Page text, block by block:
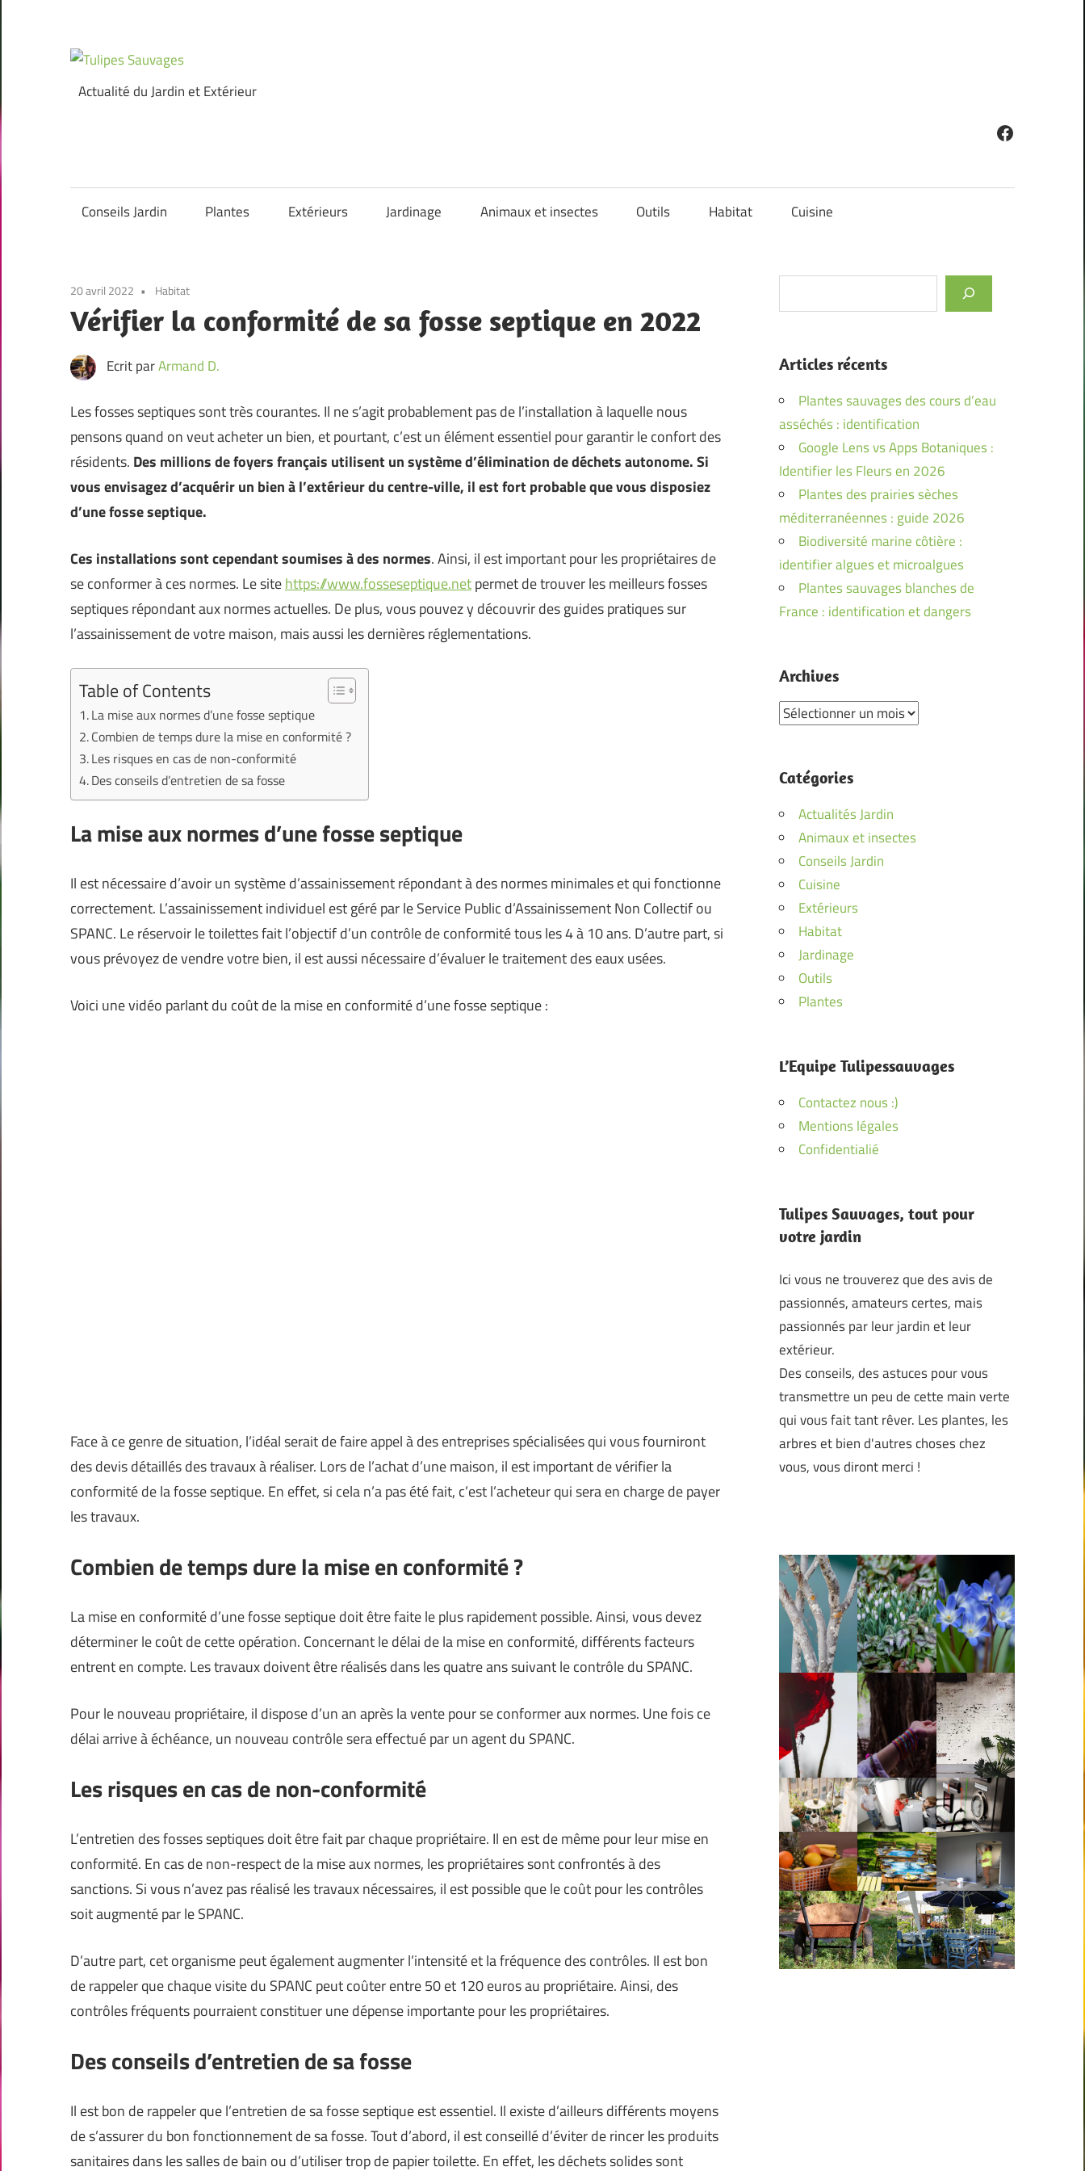
content
Actualité du Jardin et Extérieur
Facebook
Conseils Jardin Plantes Extérieurs Jardinage Animaux et insectes Outils Habitat Cuisine
20 avril 2022 Habitat
Vérifier la conformité de sa fosse septique en 2022
Ecrit parArmand D.
Les fosses septiques sont très courantes. Il ne s’agit probablement pas de l’installation à laquelle nous
pensons quand on veut acheter un bien, et pourtant, c’est un élément essentiel pour garantir le confort des
résidents. Des millions de foyers français utilisent un système d’élimination de déchets autonome. Si
vous envisagez d’acquérir un bien à l’extérieur du centre-ville, il est fort probable que vous disposiez
d’une fosse septique.
Ces installations sont cependant soumises à des normes. Ainsi, il est important pour les propriétaires de
se conformer à ces normes. Le sitehttps://www.fosseseptique.netpermet de trouver les meilleurs fosses
septiques répondant aux normes actuelles. De plus, vous pouvez y découvrir des guides pratiques sur
l’assainissement de votre maison, mais aussi les dernières réglementations.
Table of Contents
La mise aux normes d’une fosse septique
Combien de temps dure la mise en conformité ?
Les risques en cas de non-conformité
Des conseils d’entretien de sa fosse
La mise aux normes d’une fosse septique
Il est nécessaire d’avoir un système d’assainissement répondant à des normes minimales et qui fonctionne
correctement. L’assainissement individuel est géré par le Service Public d’Assainissement Non Collectif ou
SPANC. Le réservoir le toilettes fait l’objectif d’un contrôle de conformité tous les 4 à 10 ans. D’autre part, si
vous prévoyez de vendre votre bien, il est aussi nécessaire d’évaluer le traitement des eaux usées.
Voici une vidéo parlant du coût de la mise en conformité d’une fosse septique :
Face à ce genre de situation, l’idéal serait de faire appel à des entreprises spécialisées qui vous fourniront
des devis détaillés des travaux à réaliser. Lors de l’achat d’une maison, il est important de vérifier la
conformité de la fosse septique. En effet, si cela n’a pas été fait, c’est l’acheteur qui sera en charge de payer
les travaux.
Combien de temps dure la mise en conformité ?
La mise en conformité d’une fosse septique doit être faite le plus rapidement possible. Ainsi, vous devez
déterminer le coût de cette opération. Concernant le délai de la mise en conformité, différents facteurs
entrent en compte. Les travaux doivent être réalisés dans les quatre ans suivant le contrôle du SPANC.
Pour le nouveau propriétaire, il dispose d’un an après la vente pour se conformer aux normes. Une fois ce
délai arrive à échéance, un nouveau contrôle sera effectué par un agent du SPANC.
Les risques en cas de non-conformité
L’entretien des fosses septiques doit être fait par chaque propriétaire. Il en est de même pour leur mise en
conformité. En cas de non-respect de la mise aux normes, les propriétaires sont confrontés à des
sanctions. Si vous n’avez pas réalisé les travaux nécessaires, il est possible que le coût pour les contrôles
soit augmenté par le SPANC.
D’autre part, cet organisme peut également augmenter l’intensité et la fréquence des contrôles. Il est bon
de rappeler que chaque visite du SPANC peut coûter entre 50 et 120 euros au propriétaire. Ainsi, des
contrôles fréquents pourraient constituer une dépense importante pour les propriétaires.
Des conseils d’entretien de sa fosse
Il est bon de rappeler que l’entretien de sa fosse septique est essentiel. Il existe d’ailleurs différents moyens
de s’assurer du bon fonctionnement de sa fosse. Tout d’abord, il est conseillé d’éviter de rincer les produits
sanitaires dans les salles de bain ou d’utiliser trop de papier toilette. En effet, les déchets solides sont
Articles récents
Plantes sauvages des cours d’eau
asséchés : identification
Google Lens vs Apps Botaniques :
Identifier les Fleurs en 2026
Plantes des prairies sèches
méditerranéennes : guide 2026
Biodiversité marine côtière :
identifier algues et microalgues
Plantes sauvages blanches de
France : identification et dangers
Archives
Archives
Catégories
Actualités Jardin
Animaux et insectes
Conseils Jardin
Cuisine
Extérieurs
Habitat
Jardinage
Outils
Plantes
L’Equipe Tulipessauvages
Contactez nous :)
Mentions légales
Confidentialié
Tulipes Sauvages, tout pour
votre jardin
Ici vous ne trouverez que des avis de
passionnés, amateurs certes, mais
passionnés par leur jardin et leur
extérieur.
Des conseils, des astuces pour vous
transmettre un peu de cette main verte
qui vous fait tant rêver. Les plantes, les
arbres et bien d'autres choses chez
vous, vous diront merci !